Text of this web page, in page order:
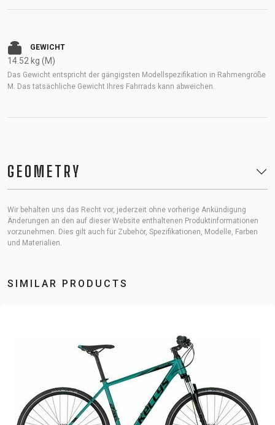
GEWICHT
14.52 kg (M)
Das Gewicht entspricht der gängigsten Modellspezifikation in Rahmengröße
M. Das tatsächliche Gewicht Ihres Fahrrads kann abweichen.
GEOMETRY
Wir behalten uns das Recht vor, jederzeit ohne vorherige Ankündigung
Änderungen an den auf dieser Website enthaltenen Produktinformationen
vorzunehmen. Dies gilt auch für Zubehör, Spezifikationen, Modelle, Farben
und Materialien.
SIMILAR PRODUCTS